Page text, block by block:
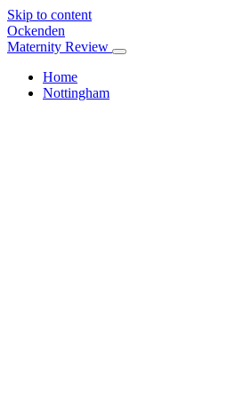
Skip to content
Ockenden
Maternity Review
Home
Nottingham